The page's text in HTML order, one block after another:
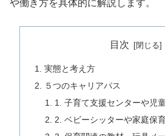
や働き方を具体的に解説します。
目次
実態と考え方
５つのキャリアパス
1. 子育て支援センターや児
2. ベビーシッターや家庭保